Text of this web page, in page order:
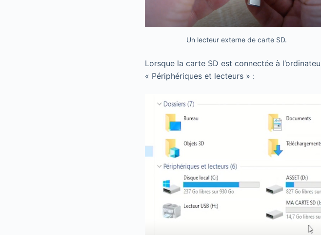
Un lecteur externe de carte SD.
Lorsque la carte SD est connectée à
« Périphériques et lecteurs » :